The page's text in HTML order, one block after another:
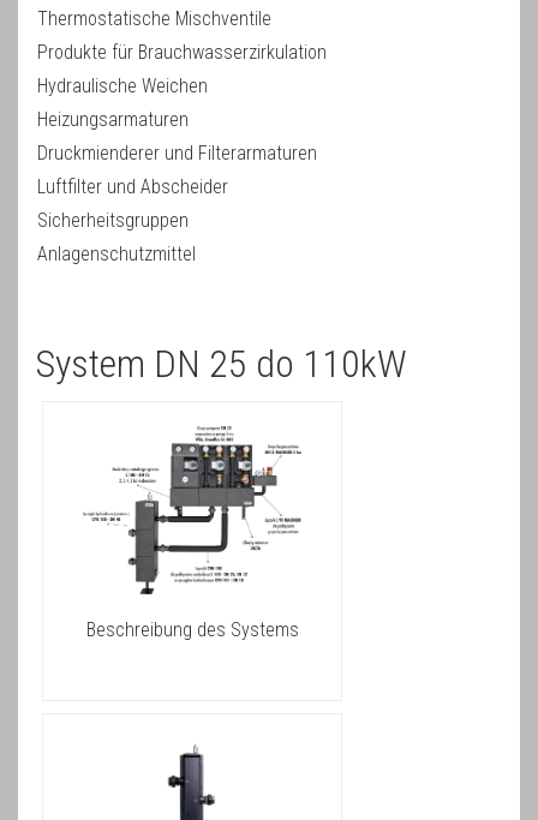
Thermostatische Mischventile
Produkte für Brauchwasserzirkulation
Hydraulische Weichen
Heizungsarmaturen
Druckmienderer und Filterarmaturen
Luftfilter und Abscheider
Sicherheitsgruppen
Anlagenschutzmittel
System DN 25 do 110kW
Beschreibung des Systems